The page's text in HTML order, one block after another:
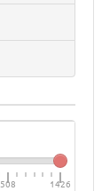
508 1426